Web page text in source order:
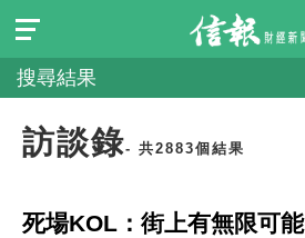
搜尋結果
訪談錄- 共2883個結果
死場KOL：街上有無限可能